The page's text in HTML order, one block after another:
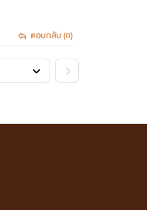
ตอบกลับ (0)
>